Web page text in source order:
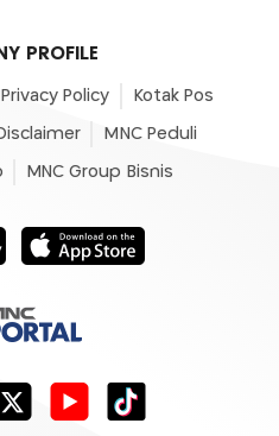
PROFILE
Privacy Policy Kotak Pos
MNC Peduli
MNC Group Bisnis